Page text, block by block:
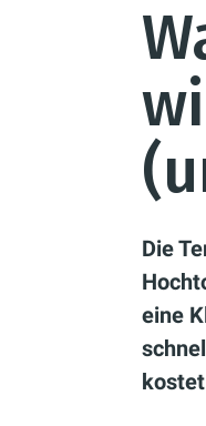
Die
eine